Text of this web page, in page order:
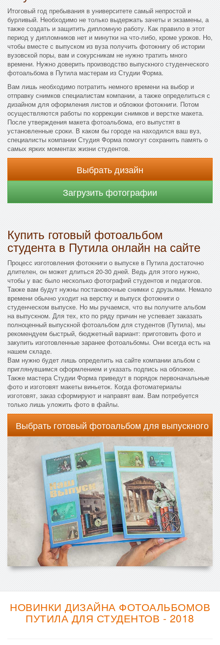
Итоговый год пребывания в университете самый непростой и
бурливый. Необходимо не только выдержать зачеты и экзамены, а
также создать и защитить дипломную работу. Как правило в этот
период у дипломников нет и минутки на что-либо, кроме уроков. Но,
чтобы вместе с выпуском из вуза получить фотокнигу об истории
вузовской поры, вам и сокурсникам не нужно тратить много
времени. Нужно доверить производство выпускного студенческого
фотоальбома в Путила мастерам из Студии Форма.
Вам лишь необходимо потратить немного времени на выбор и
отправку снимков специалистам компании, а также определиться с
дизайном для оформления листов и обложки фотокниги. Потом
осуществляются работы по коррекции снимков и верстке макета.
После утверждения макета фотоальбома, его выпустят в
установленные сроки. В каком бы городе на находился ваш вуз,
специалисты компании Студия Форма помогут сохранить память о
самых ярких моментах жизни студентов.
Выбрать дизайн
Загрузить фотографии
Купить готовый фотоальбом
студента в Путила онлайн на сайте
Процесс изготовления фотокниги о выпуске в Путила достаточно
длителен, он может длиться 20-30 дней. Ведь для этого нужно,
чтобы у вас было несколько фотографий студентов и педагогов.
Также вам будут нужны постановочные снимки с друзьями. Немало
времени обычно уходит на верстку и выпуск фотокниги о
студенческом выпуске. Но мы ручаемся, что вы получите альбом
на выпускном. Для тех, кто по ряду причин не успевает заказать
полноценный выпускной фотоальбом для студентов (Путила), мы
рекомендуем быстрый, бюджетный вариант: приготовить фото и
закупить изготовленные заранее фотоальбомы. Они всегда есть на
нашем складе.
Вам нужно будет лишь определить на сайте компании альбом с
приглянувшимся оформлением и указать подпись на обложке.
Также мастера Студии Форма приведут в порядок первоначальные
фото и изготовят макеты виньеток. Когда фотоматериалы
изготовят, заказ сформируют и направят вам. Вам потребуется
только лишь уложить фото в файлы.
Выбрать готовый фотоальбом для выпускного
НОВИНКИ ДИЗАЙНА ФОТОАЛЬБОМОВ
ПУТИЛА ДЛЯ СТУДЕНТОВ - 2018